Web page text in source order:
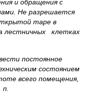
и обращения с
Не разрешается
таре в
лестничных клетках
постоянное
состоянием
всего помещения,